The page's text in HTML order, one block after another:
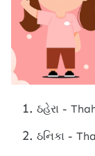
ઠહેરા -
ઠનિકા -